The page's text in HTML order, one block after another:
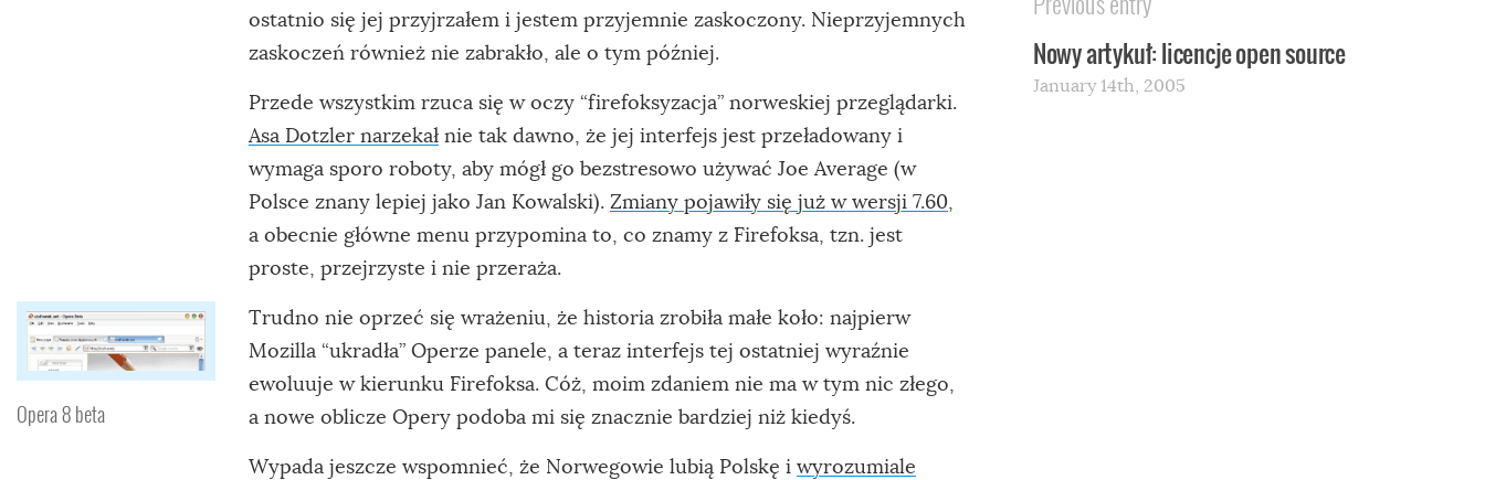
ostatnio się jej przyjrzałem i jestem przyjemnie zaskoczony. Nieprzyjemnych
zaskoczeń również nie zabrakło, ale o tym później.
Przede wszystkim rzuca się w oczy “firefoksyzacja” norweskiej przeglądarki.
Asa Dotzler narzekał nie tak dawno, że jej interfejs jest przeładowany i
wymaga sporo roboty, aby mógł go bezstresowo używać Joe Average (w
Polsce znany lepiej jako Jan Kowalski). Zmiany pojawiły się już w wersji 7.60,
a obecnie główne menu przypomina to, co znamy z Firefoksa, tzn. jest
proste, przejrzyste i nie przeraża.
Opera 8 beta
Trudno nie oprzeć się wrażeniu, że historia zrobiła małe koło: najpierw
Mozilla “ukradła” Operze panele, a teraz interfejs tej ostatniej wyraźnie
ewoluuje w kierunku Firefoksa. Cóż, moim zdaniem nie ma w tym nic złego,
a nowe oblicze Opery podoba mi się znacznie bardziej niż kiedyś.
Wypada jeszcze wspomnieć, że Norwegowie lubią Polskę i wyrozumiale
Nowy artykuł: licencje open source
January 14th, 2005